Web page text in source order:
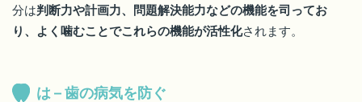
分は判断力や計画力、問題解決能力などの機能を司ってお
り、よく噛むことでこれらの機能が活性化されます。
は – 歯の病気を防ぐ